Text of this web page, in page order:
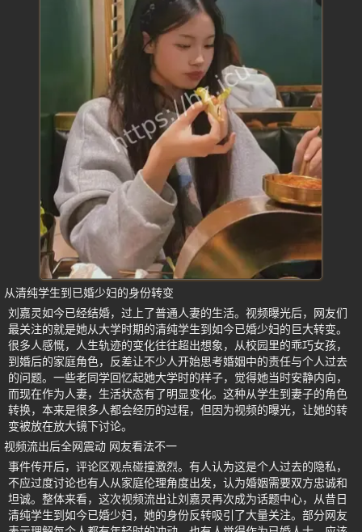
从清纯学生到已婚少妇的身份转变
刘嘉灵如今已经结婚，过上了普通人妻的生活。视频曝光后，网友们
最关注的就是她从大学时期的清纯学生到如今已婚少妇的巨大转变。
很多人感慨，人生轨迹的变化往往超出想象，从校园里的乖巧女孩，
到婚后的家庭角色，反差让不少人开始思考婚姻中的责任与个人过去
的问题。一些老同学回忆起她大学时的样子，觉得她当时安静内向，
而现在作为人妻，生活状态有了明显变化。这种从学生到妻子的角色
转换，本来是很多人都会经历的过程，但因为视频的曝光，让她的转
变被放在放大镜下讨论。
视频流出后全网震动 网友看法不一
事件传开后，评论区观点碰撞激烈。有人认为这是个人过去的隐私，
不应过度讨论也有人从家庭伦理角度出发，认为婚姻需要双方忠诚和
坦诚。整体来看，这次视频流出让刘嘉灵再次成为话题中心，从昔日
清纯学生到如今已婚少妇，她的身份反转吸引了大量关注。部分网友